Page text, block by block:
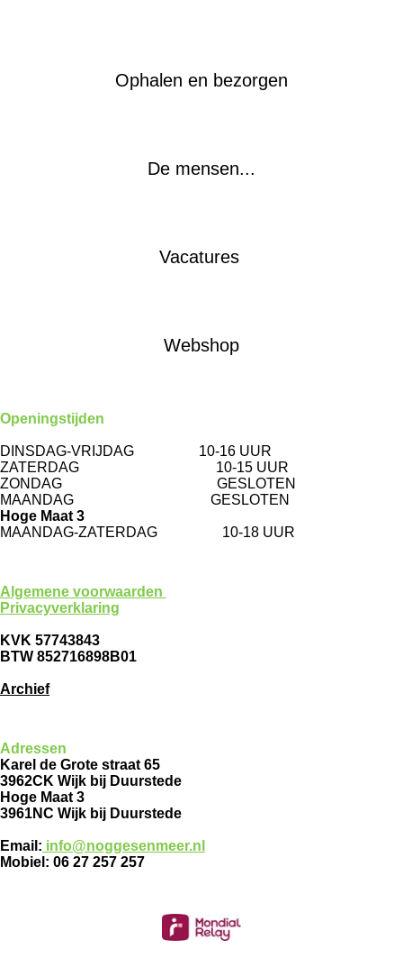
Ophalen en bezorgen
De mensen...
Vacatures
Webshop
Openingstijden
DINSDAG-VRIJDAG 10-16 UUR
ZATERDAG 10-15 UUR
ZONDAG GESLOTEN
MAANDAG GESLOTEN
Hoge Maat 3
MAANDAG-ZATERDAG 10-18 UUR
Algemene voorwaarden
Privacyverklaring
KVK 57743843
BTW 852716898B01
Archief
Adressen
Karel de Grote straat 65
3962CK Wijk bij Duurstede
Hoge Maat 3
3961NC Wijk bij Duurstede
Email: info@noggesenmeer.nl
Mobiel: 06 27 257 257